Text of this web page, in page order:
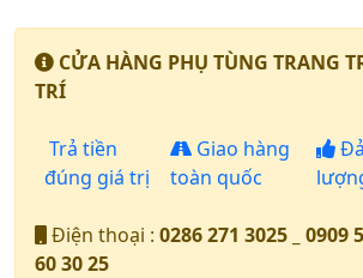
CỬA HÀNG PHỤ TÙNG TRANG
TRÍ
Trả tiền
đúng giá trị
Giao hàng
toàn quốc
Điện thoại : 0286 271 3025 _ 0909
60 30 25